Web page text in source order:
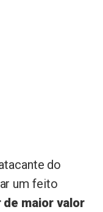
do
um feito
maior valor